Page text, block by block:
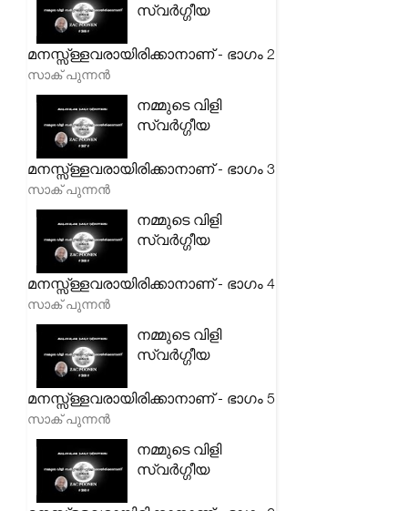
സ്വർഗ്ഗീയ
മനസ്സ്ള്ളവരായിരിക്കാനാണ് - ഭാഗം 2
സാക് പുന്നൻ
നമ്മുടെ വിളി
സ്വർഗ്ഗീയ
മനസ്സ്ള്ളവരായിരിക്കാനാണ് - ഭാഗം 3
സാക് പുന്നൻ
നമ്മുടെ വിളി
സ്വർഗ്ഗീയ
മനസ്സ്ള്ളവരായിരിക്കാനാണ് - ഭാഗം 4
സാക് പുന്നൻ
നമ്മുടെ വിളി
സ്വർഗ്ഗീയ
മനസ്സ്ള്ളവരായിരിക്കാനാണ് - ഭാഗം 5
സാക് പുന്നൻ
നമ്മുടെ വിളി
സ്വർഗ്ഗീയ